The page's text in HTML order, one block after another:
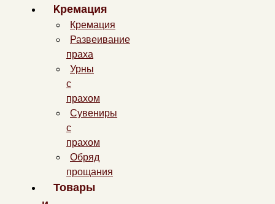
Kремация
Кремация
Развеивание
праха
Урны
с
прахом
Сувениры
с
прахом
Обряд
прощания
Товары